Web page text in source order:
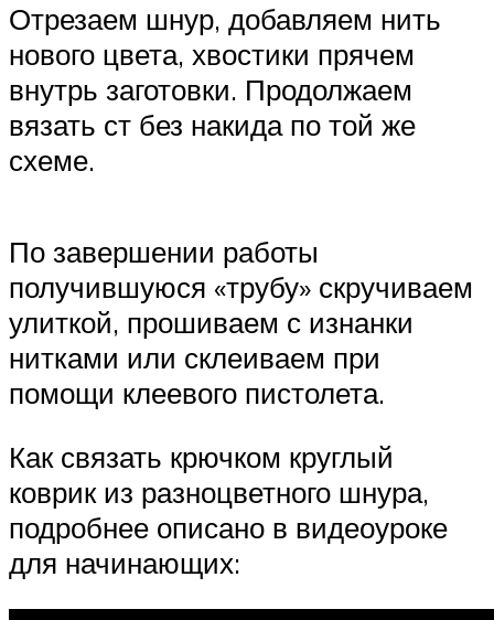
Отрезаем шнур, добавляем нить
нового цвета, хвостики прячем
внутрь заготовки. Продолжаем
вязать ст без накида по той же
схеме.
По завершении работы
получившуюся «трубу» скручиваем
улиткой, прошиваем с изнанки
нитками или склеиваем при
помощи клеевого пистолета.
Как связать крючком круглый
коврик из разноцветного шнура,
подробнее описано в видеоуроке
для начинающих: